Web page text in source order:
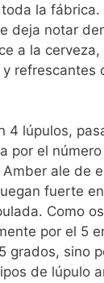
la fábrica.
deja notar
a la cerveza,
refrescantes
4 lúpulos,
por el
ale de
fuerte
Como
por el 5
grados, sino
de lúpulo